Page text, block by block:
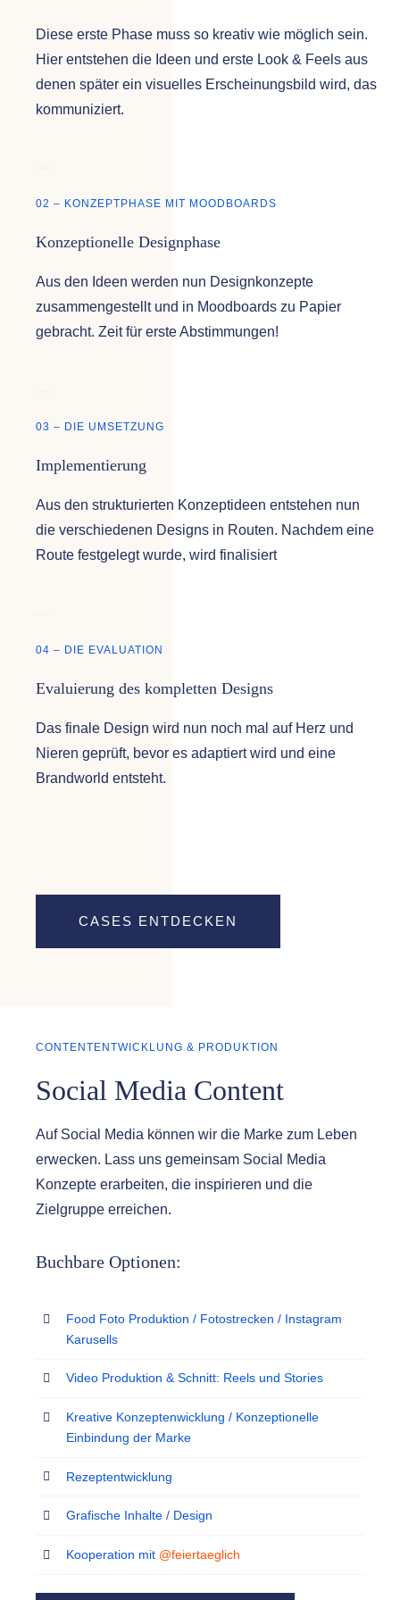
Diese erste Phase muss so kreativ wie möglich sein.
Hier entstehen die Ideen und erste Look & Feels aus
denen später ein visuelles Erscheinungsbild wird, das
kommuniziert.
02 – KONZEPTPHASE MIT MOODBOARDS
Konzeptionelle Designphase
Aus den Ideen werden nun Designkonzepte
zusammengestellt und in Moodboards zu Papier
gebracht. Zeit für erste Abstimmungen!
03 – DIE UMSETZUNG
Implementierung
Aus den strukturierten Konzeptideen entstehen nun
die verschiedenen Designs in Routen. Nachdem eine
Route festgelegt wurde, wird finalisiert
04 – DIE EVALUATION
Evaluierung des kompletten Designs
Das finale Design wird nun noch mal auf Herz und
Nieren geprüft, bevor es adaptiert wird und eine
Brandworld entsteht.
CASES ENTDECKEN
CONTENTENTWICKLUNG & PRODUKTION
Social Media Content
Auf Social Media können wir die Marke zum Leben
erwecken. Lass uns gemeinsam Social Media
Konzepte erarbeiten, die inspirieren und die
Zielgruppe erreichen.
Buchbare Optionen:
Food Foto Produktion / Fotostrecken / Instagram
Karusells
Video Produktion & Schnitt: Reels und Stories
Kreative Konzeptenwicklung / Konzeptionelle
Einbindung der Marke
Rezeptentwicklung
Grafische Inhalte / Design
Kooperation mit @feiertaeglich